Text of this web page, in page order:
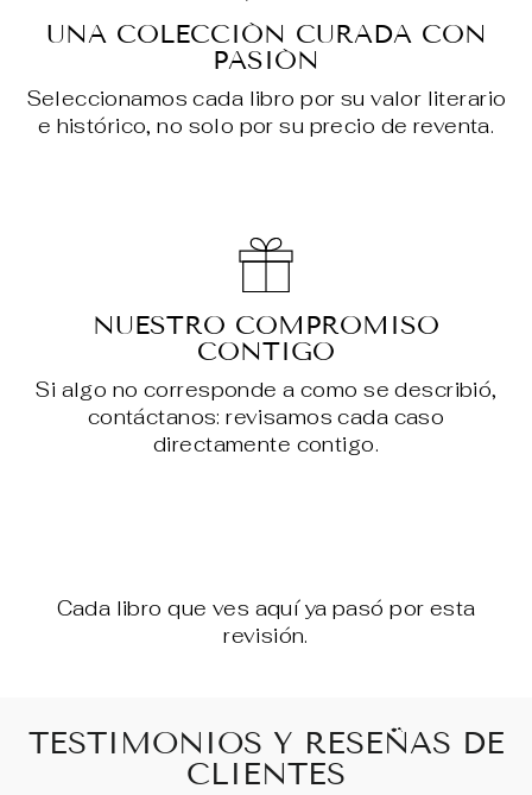
UNA COLECCIÓN CURADA CON
PASIÓN
Seleccionamos cada libro por su valor literario
e histórico, no solo por su precio de reventa.
NUESTRO COMPROMISO
CONTIGO
Si algo no corresponde a como se describió,
contáctanos: revisamos cada caso
directamente contigo.
Cada libro que ves aquí ya pasó por esta
revisión.
TESTIMONIOS Y RESEÑAS DE
CLIENTES